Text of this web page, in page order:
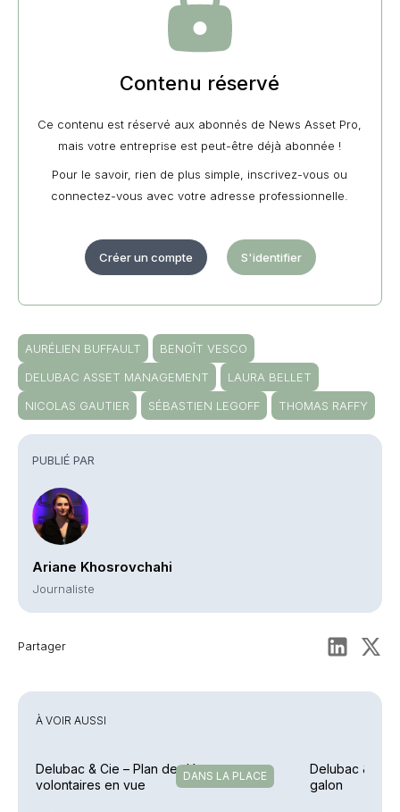
PUBLIÉ PAR
Ariane Khosrovchahi
Journaliste
Partager
Contenu réservé
Ce contenu est réservé aux abonnés de News Asset Pro,
mais votre entreprise est peut-être déjà abonnée !
Pour le savoir, rien de plus simple, inscrivez-vous ou
connectez-vous avec votre adresse professionnelle.
Créer un compte S'identifier
AURÉLIEN BUFFAULT
BENOÎT VESCO
DELUBAC ASSET MANAGEMENT
LAURA BELLET
NICOLAS GAUTIER
SÉBASTIEN LEGOFF THOMAS RAFFY
À VOIR AUSSI
DANS LA PLACE
Delubac & Cie – Plan de départs
volontaires en vue
Delubac & Cie
galon